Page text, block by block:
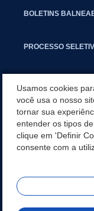
BOLETINS
PROCESSO
MANUAL DE
TURMINHA DO
REDES SOCIAIS
Usamos cookies
você usa o nosso
tornar sua
entender os tipos
clique em 'Definir
consente com a